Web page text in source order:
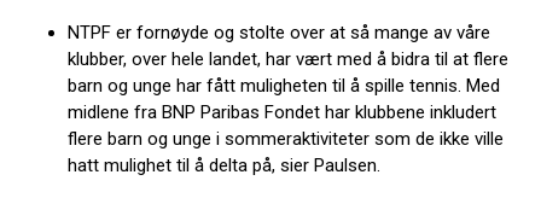
NTPF er fornøyde og stolte over at så mange av våre
klubber, over hele landet, har vært med å bidra til at flere
barn og unge har fått muligheten til å spille tennis. Med
midlene fra BNP Paribas Fondet har klubbene inkludert
flere barn og unge i sommeraktiviteter som de ikke ville
hatt mulighet til å delta på, sier Paulsen.